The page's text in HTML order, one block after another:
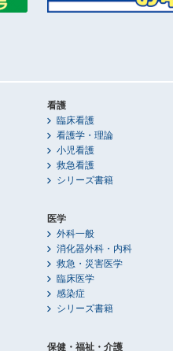
看護
臨床看護
看護学・理論
小児看護
救急看護
シリーズ書籍
医学
外科一般
消化器外科・内科
救急・災害医学
臨床医学
感染症
シリーズ書籍
保健・福祉・介護